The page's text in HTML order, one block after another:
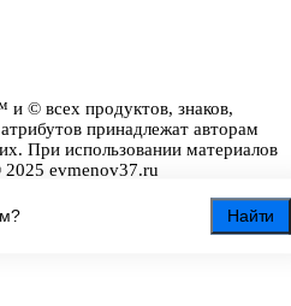
Найти
© всех продуктов, знаков,
принадлежат авторам
При использовании материалов
2025 evmenov37.ru